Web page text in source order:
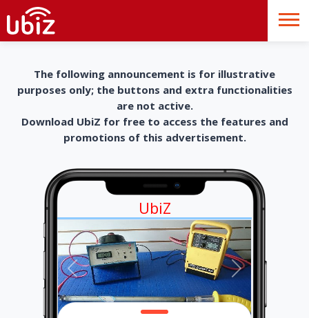
The following announcement is for illustrative
purposes only; the buttons and extra functionalities
are not active.
Download UbiZ for free to access the features and
promotions of this advertisement.
UbiZ